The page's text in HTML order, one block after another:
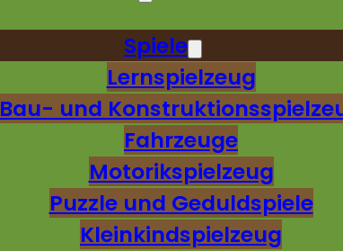
Spiele
Lernspielzeug
Bau- und
Fahrzeuge
Motorikspielzeug
Puzzle und Geduldspiele
Kleinkindspielzeug